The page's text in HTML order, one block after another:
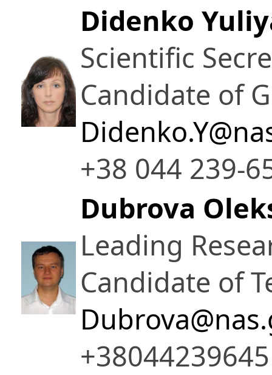
Didenko
Scientific
Candidate of
+38 044 239-
Dubrova
Leading
Candidate of